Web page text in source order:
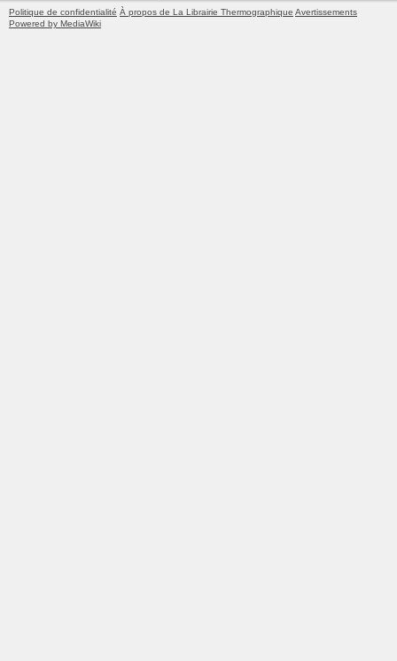
Politique de confidentialité À propos de La Librairie Thermographique Avertissements
Powered by MediaWiki